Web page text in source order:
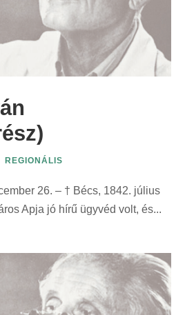
REGIONÁLIS
26. – † Bécs, 1842. július
Apja jó hírű ügyvéd volt, és...